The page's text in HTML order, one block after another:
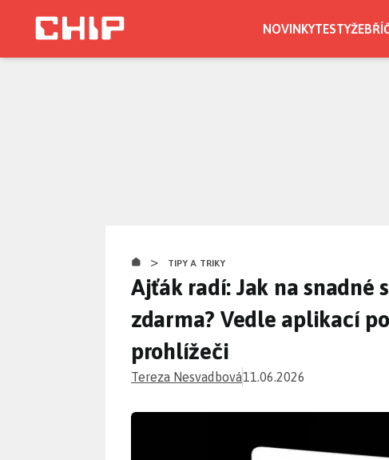
NOVINKYTESTY
> TIPY A TRIKY
Ajťák radí: Jak na snadné
zdarma? Vedle aplikací
prohlížeči
Tereza Nesvadbová11.06.2026